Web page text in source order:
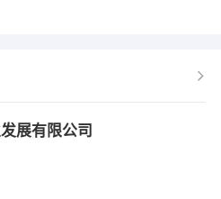
展有限公司